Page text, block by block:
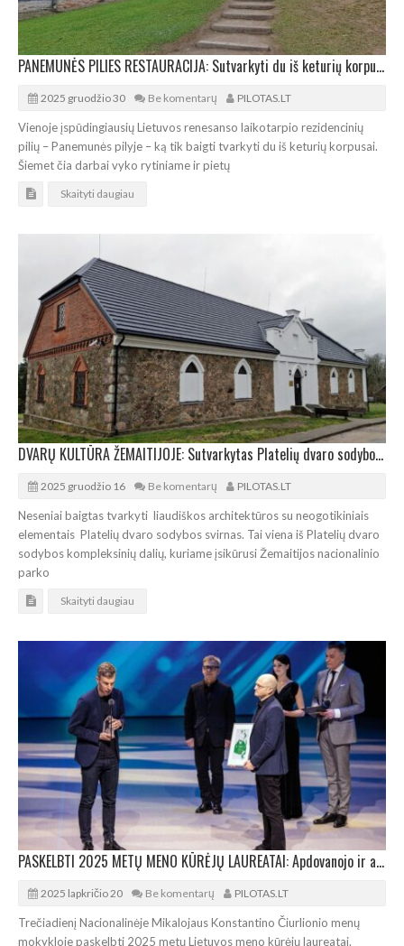
PANEMUNĖS PILIES RESTAURACIJA: Sutvarkyti du iš keturių korpusai
2025 gruodžio 30 Be komentarų PILOTAS.LT
Vienoje įspūdingiausių Lietuvos renesanso laikotarpio rezidencinių
pilių – Panemunės pilyje – ką tik baigti tvarkyti du iš keturių korpusai.
Šiemet čia darbai vyko rytiniame ir pietų
Skaityti daugiau
DVARŲ KULTŪRA ŽEMAITIJOJE: Sutvarkytas Platelių dvaro sodybos XIX a. svirnas
2025 gruodžio 16 Be komentarų PILOTAS.LT
Neseniai baigtas tvarkyti liaudiškos architektūros su neogotikiniais
elementais Platelių dvaro sodybos svirnas. Tai viena iš Platelių dvaro
sodybos kompleksinių dalių, kuriame įsikūrusi Žemaitijos nacionalinio
parko
Skaityti daugiau
PASKELBTI 2025 METŲ MENO KŪRĖJŲ LAUREATAI: Apdovanojo ir architektus
2025 lapkričio 20 Be komentarų PILOTAS.LT
Trečiadienį Nacionalinėje Mikalojaus Konstantino Čiurlionio menų
mokykloje paskelbti 2025 metų Lietuvos meno kūrėjų laureatai.